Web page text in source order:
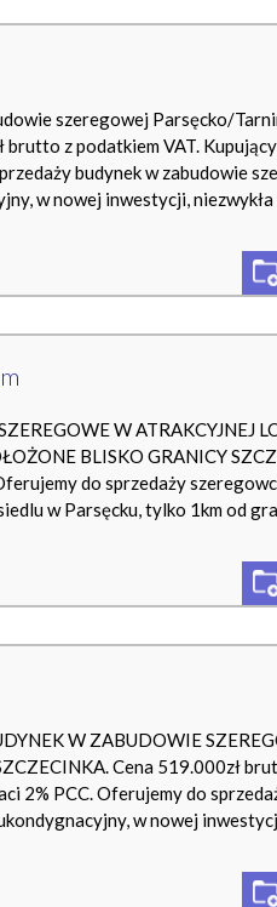
szeregowej Parsęcko/
brutto z podatkiem VAT. Kupujący
budynek w zabudowie
w nowej inwestycji, niezwykła
W ATRAKCYJNEJ
BLISKO GRANICY
do sprzedaży
w Parsęcku, tylko 1km od
W ZABUDOWIE
Cena 519.000zł
2% PCC. Oferujemy do
w nowej